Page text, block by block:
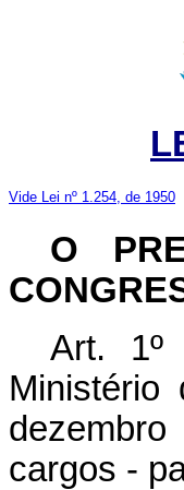
Vide Lei nº 1.254, de 1950
O
Art. 1º
cargos -